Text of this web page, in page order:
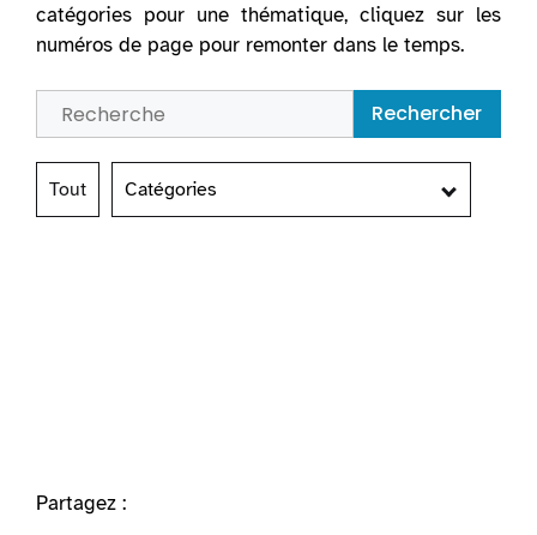
catégories pour une thématique, cliquez sur les
numéros de page pour remonter dans le temps.
Rechercher
Tout Catégories
Partagez :